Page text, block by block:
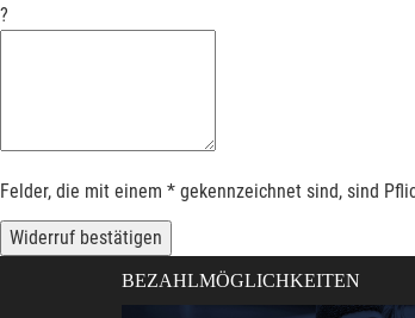
?
Felder, die mit einem * gekennzeichnet sind, sind
Widerruf bestätigen
BEZAHLMÖGLICHKEITEN